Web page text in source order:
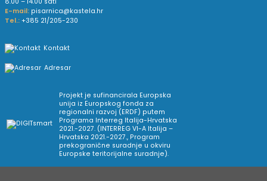
E-mail: pisarnica@kastela.hr
Tel.: +385 21/205-230
Kontakt
Adresar
Projekt je sufinancirala Europska
unija iz Europskog fonda za
regionalni razvoj (ERDF) putem
Programa Interreg Italija-Hrvatska
2021.-2027. (INTERREG VI-A Italija –
Hrvatska 2021.-2027., Program
prekogranične suradnje u okviru
Europske teritorijalne suradnje).